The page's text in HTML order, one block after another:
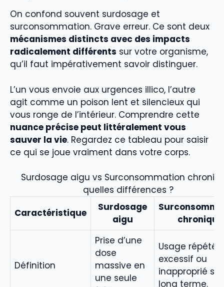
On confond souvent surdosage et
surconsommation. Grave erreur. Ce sont deux
mécanismes distincts avec des impacts
radicalement différents sur votre organisme,
qu’il faut impérativement savoir distinguer.
L’un vous envoie aux urgences illico, l’autre
agit comme un poison lent et silencieux qui
vous ronge de l’intérieur. Comprendre cette
nuance précise peut littéralement vous
sauver la vie. Regardez ce tableau pour saisir
ce qui se joue vraiment dans votre corps.
Surdosage aigu vs Surconsommation
quelles différences ?
Caractéristique
Surdosage
aigu
chronique
Définition
Prise d’une
dose
massive en
une seule
Usage répété,
excessif ou
inapproprié
long terme.